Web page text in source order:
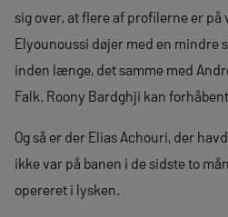
sig over, at flere af profilerne er på
Elyounoussi døjer med en mindre
inden længe, det samme med
Falk. Roony Bardghji kan
Og så er der Elias Achouri, der
ikke var på banen i de sidste to
opereret i lysken.